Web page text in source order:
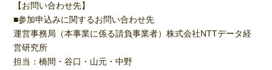
【お問い合わせ先】
■参加申込みに関するお問い合わせ先
運営事務局（本事業に係る請負事業者）株式会社NTTデータ経
営研究所
担当：橋間・谷口・山元・中野